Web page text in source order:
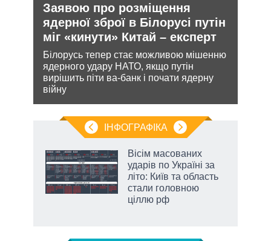
Заявою про розміщення
ядерної зброї в Білорусі путін
міг «кинути» Китай – експерт
Білорусь тепер стає можливою мішенню
ядерного удару НАТО, якщо путін
вирішить піти ва-банк і почати ядерну
війну
ІНФОГРАФІКА
Вісім масованих
ударів по Україні за
літо: Київ та область
стали головною
ціллю рф